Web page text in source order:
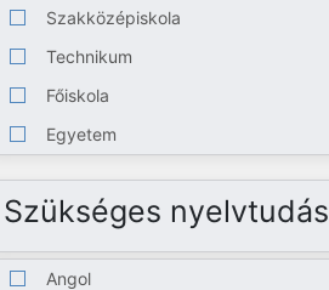
Szakközépiskola
Technikum
Főiskola
Egyetem
Szükséges nyelvtudás
Angol